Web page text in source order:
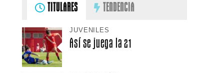
TITULARES TENDENCIA
JUVENILES
Así se juega la 21